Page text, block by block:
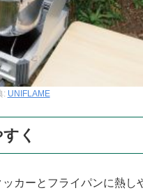
: UNIFLAME
く
カーとフライパンに熱し